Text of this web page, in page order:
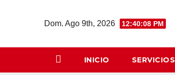
Dom. Ago 9th, 2026 12:40:08 PM
INICIO SERVICIOS